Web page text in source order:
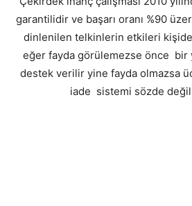
garantilidir ve başarı oranı %90
dinlenilen telkinlerin etkileri
eğer fayda görülemezse önce bir
destek verilir yine fayda olmazsa
iade sistemi sözde